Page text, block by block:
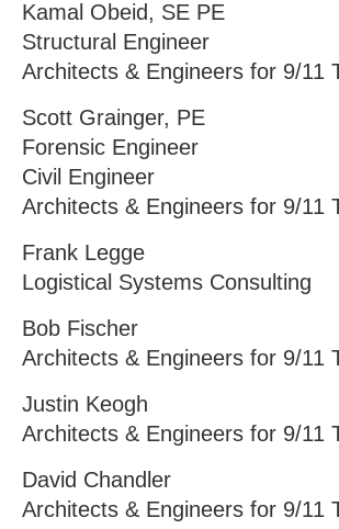
Kamal Obeid, SE PE
Structural Engineer
Architects & Engineers for 9/11
Scott Grainger, PE
Forensic Engineer
Civil Engineer
Architects & Engineers for 9/11
Frank Legge
Logistical Systems Consulting
Bob Fischer
Architects & Engineers for 9/11
Justin Keogh
Architects & Engineers for 9/11
David Chandler
Architects & Engineers for 9/11